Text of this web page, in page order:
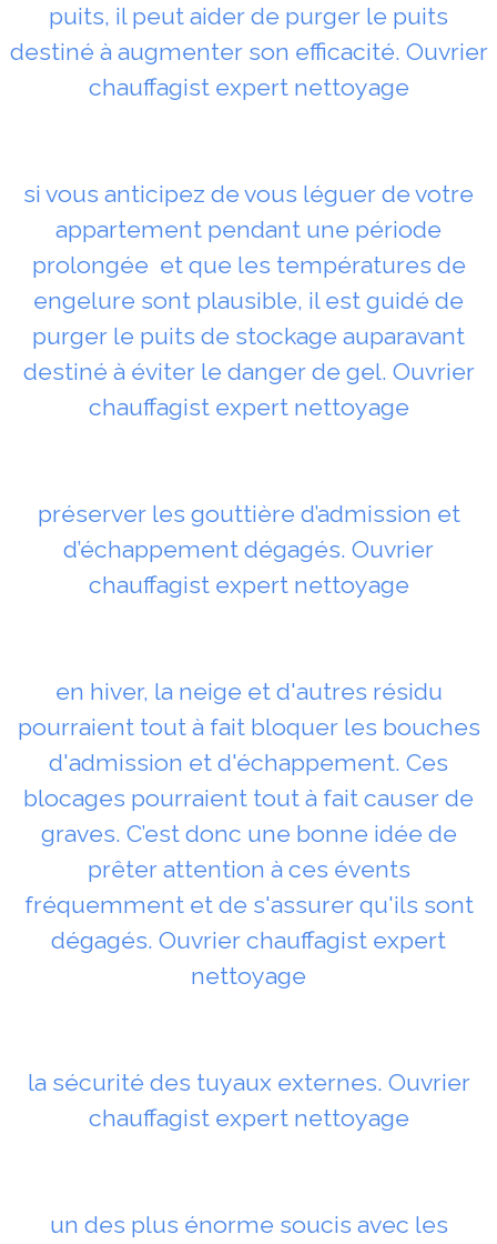
puits, il peut aider de purger le puits
destiné à augmenter son efficacité. Ouvrier
chauffagist expert nettoyage
si vous anticipez de vous léguer de votre
appartement pendant une période
prolongée et que les températures de
engelure sont plausible, il est guidé de
purger le puits de stockage auparavant
destiné à éviter le danger de gel. Ouvrier
chauffagist expert nettoyage
préserver les gouttière d’admission et
d’échappement dégagés. Ouvrier
chauffagist expert nettoyage
en hiver, la neige et d'autres résidu
pourraient tout à fait bloquer les bouches
d'admission et d'échappement. Ces
blocages pourraient tout à fait causer de
graves. C’est donc une bonne idée de
prêter attention à ces évents
fréquemment et de s'assurer qu'ils sont
dégagés. Ouvrier chauffagist expert
nettoyage
la sécurité des tuyaux externes. Ouvrier
chauffagist expert nettoyage
un des plus énorme soucis avec les